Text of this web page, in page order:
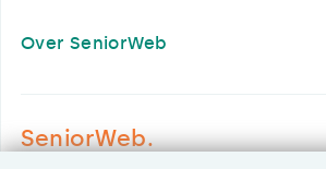
Over SeniorWeb
SeniorWeb.